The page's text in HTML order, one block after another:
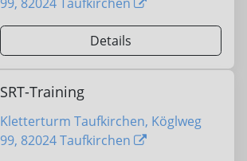
Details
SRT-Training
Kletterturm Taufkirchen, Köglweg
99, 82024 Taufkirchen